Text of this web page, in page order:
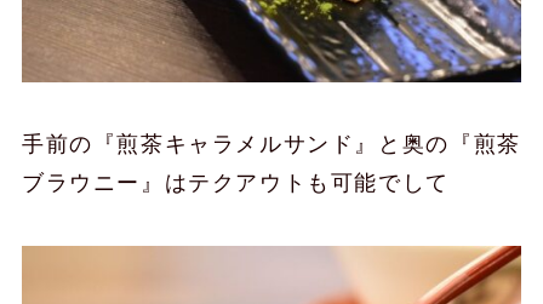
手前の『煎茶キャラメルサンド』と奥の『煎茶
ブラウニー』はテクアウトも可能でして